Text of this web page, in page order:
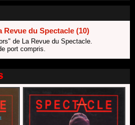
2026
Grandes Formes Théâtre 2026
et Olivier Saccomano à la
- CDN
d'espaces : les lauréats 2026
du Spectacle (10)
de La Revue du Spectacle.
port compris.